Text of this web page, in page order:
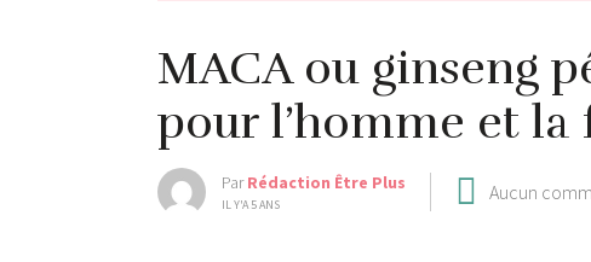
MACA ou ginseng
pour l’homme et la
ParRédaction Être Plus
IL Y'A 5 ANS
Aucun